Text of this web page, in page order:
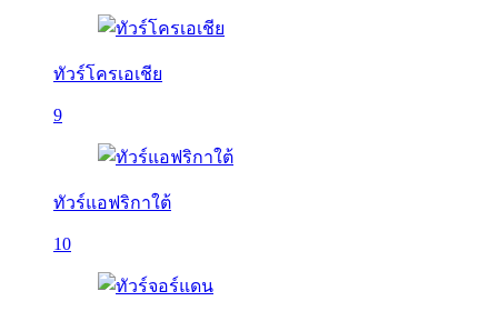
ทัวร์โครเอเชีย
9
ทัวร์แอฟริกาใต้
10